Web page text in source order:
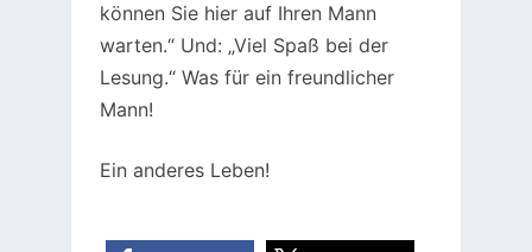
können Sie hier auf Ihren Mann
warten.“ Und: „Viel Spaß bei der
Lesung.“ Was für ein freundlicher
Mann!
Ein anderes Leben!